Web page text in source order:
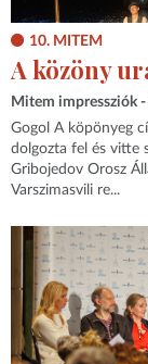
10. MITEM
A közöny
Mitem impressziók
Gogol A köpönyeg
dolgozta fel és vitte
Gribojedov Orosz
Varszimasvili re...